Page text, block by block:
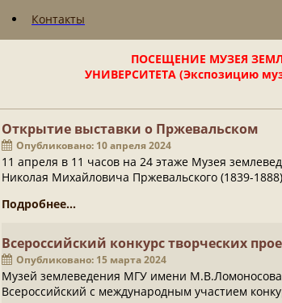
Контакты
ПОСЕЩЕНИЕ МУЗЕЯ
УНИВЕРСИТЕТА (Экспозицию
Открытие выставки о Пржевальском
Опубликовано: 10 апреля 2024
11 апреля в 11 часов на 24 этаже Музея
Николая Михайловича Пржевальского (1839-
Подробнее...
Всероссийский конкурс творческих
Опубликовано: 15 марта 2024
Музей землеведения МГУ имени
Всероссийский с международным участием